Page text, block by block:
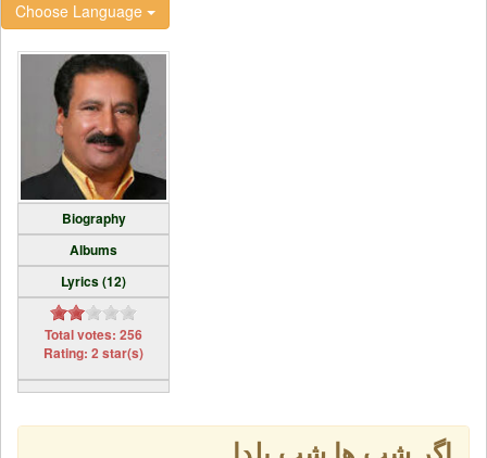
Choose Language
Biography
Albums
Lyrics (12)
Total votes: 256
Rating: 2 star(s)